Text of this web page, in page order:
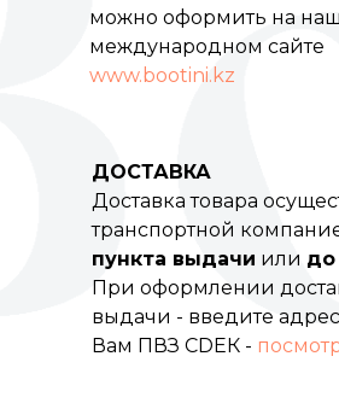
ДОСТАВКА
Доставка товара
транспортной
пункта выдачи или до
При оформлении
выдачи - введите
Вам ПВЗ СDEК -
можно оформить на
международном сайте
www.bootini.kz